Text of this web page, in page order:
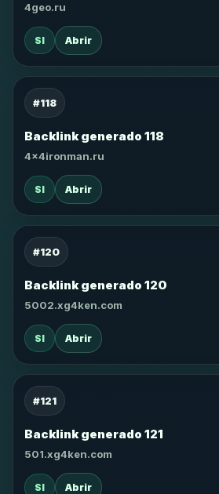
4geo.ru
SI Abrir
#118
Backlink generado 118
4x4ironman.ru
SI Abrir
#120
Backlink generado 120
5002.xg4ken.com
SI Abrir
#121
Backlink generado 121
501.xg4ken.com
SI Abrir